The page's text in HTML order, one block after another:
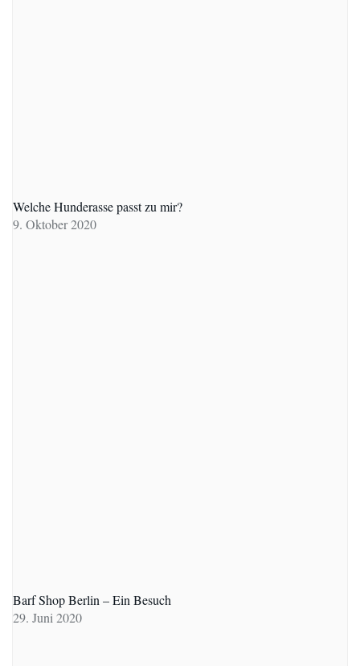
Welche Hunderasse passt zu mir?
9. Oktober 2020
Barf Shop Berlin – Ein Besuch
29. Juni 2020